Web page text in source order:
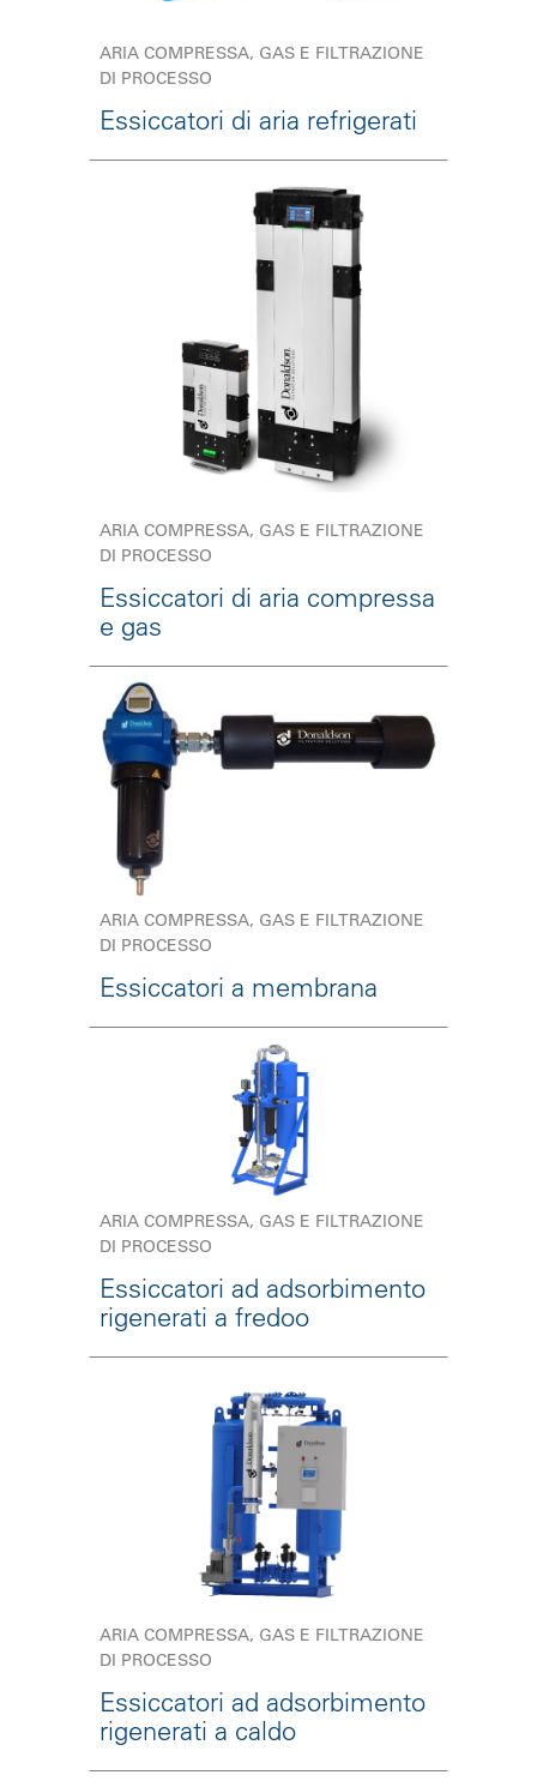
ARIA COMPRESSA, GAS E FILTRAZIONE
DI PROCESSO
Essiccatori di aria refrigerati
ARIA COMPRESSA, GAS E FILTRAZIONE
DI PROCESSO
Essiccatori di aria compressa
e gas
ARIA COMPRESSA, GAS E FILTRAZIONE
DI PROCESSO
Essiccatori a membrana
ARIA COMPRESSA, GAS E FILTRAZIONE
DI PROCESSO
Essiccatori ad adsorbimento
rigenerati a fredoo
ARIA COMPRESSA, GAS E FILTRAZIONE
DI PROCESSO
Essiccatori ad adsorbimento
rigenerati a caldo